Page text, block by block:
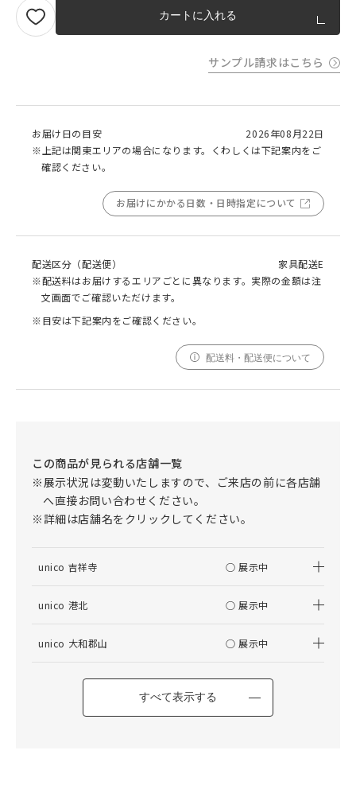
カートに入れる
サンプル請求はこちら
お届け日の目安
2026年08月22日
※上記は関東エリアの場合になります。くわしくは下記案内をご
確認ください。
お届けにかかる日数・日時指定について
配送区分（配送便）
家具配送E
※配送料はお届けするエリアごとに異なります。実際の金額は注
文画面でご確認いただけます。
※目安は下記案内をご確認ください。
配送料・配送便について
この商品が見られる店舗一覧
※展示状況は変動いたしますので、ご来店の前に各店舗
へ直接お問い合わせください。
※詳細は店舗名をクリックしてください。
unico 吉祥寺 ○ 展示中
unico 港北 ○ 展示中
unico 大和郡山 ○ 展示中
すべて表示する